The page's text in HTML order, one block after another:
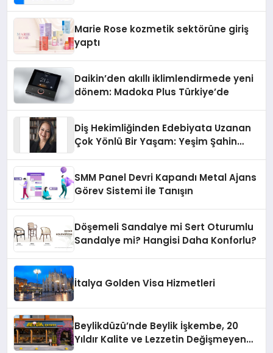
Marie Rose kozmetik sektörüne giriş
yaptı
Daikin’den akıllı iklimlendirmede yeni
dönem: Madoka Plus Türkiye’de
Diş Hekimliğinden Edebiyata Uzanan
Çok Yönlü Bir Yaşam: Yeşim Şahin
SMM Panel Devri Kapandı Metal Ajans
Görev Sistemi İle Tanışın
Döşemeli Sandalye mi Sert Oturumlu
Sandalye mi? Hangisi Daha Konforlu?
İtalya Golden Visa Hizmetleri
Beylikdüzü’nde Beylik İşkembe, 20
Yıldır Kalite ve Lezzetin Değişmeyen